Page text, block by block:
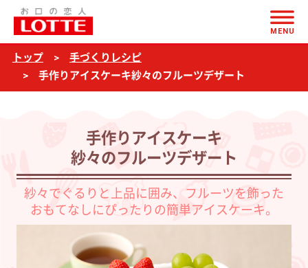
手
作
り
ア
ー
紗々
MENU
トップ
手づくりレシピ
手作りアイスケーキ紗々のフルーツデザート
手作りアイスケーキ
紗々のフルーツデザート
紗々でぐるりと上品に囲み、フルーツを飾った
おもてなしにぴったりの簡単アイスケーキ。